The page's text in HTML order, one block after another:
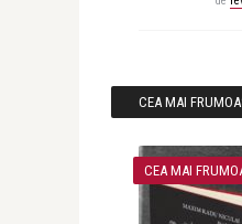
CEA MAI
CEA MAI